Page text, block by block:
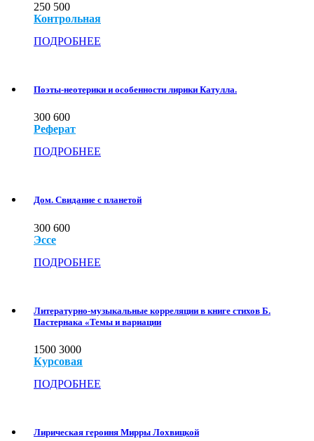
250 500
Контрольная
ПОДРОБНЕЕ
Поэты-неотерики и особенности лирики Катулла.
300 600
Реферат
ПОДРОБНЕЕ
Дом. Свидание с планетой
300 600
Эссе
ПОДРОБНЕЕ
Литературно-музыкальные корреляции в книге стихов Б.
Пастернака «Темы и вариации
1500 3000
Курсовая
ПОДРОБНЕЕ
Лирическая героиня Мирры Лохвицкой